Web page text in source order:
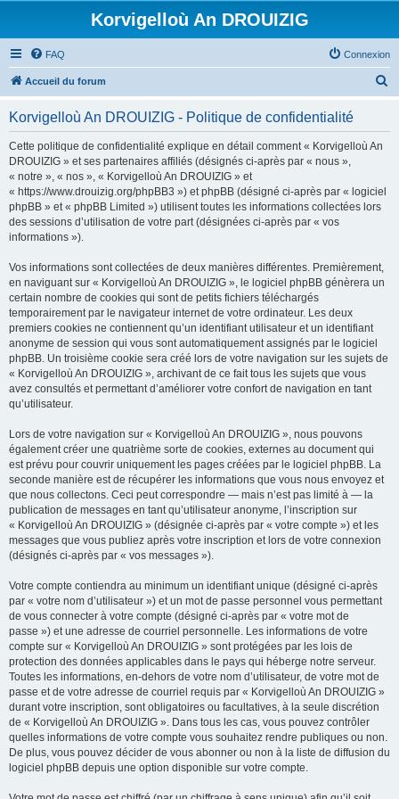
Korvigelloù An DROUIZIG
FAQ Connexion
Accueil du forum
Korvigelloù An DROUIZIG - Politique de confidentialité
Cette politique de confidentialité explique en détail comment « Korvigelloù An
DROUIZIG » et ses partenaires affiliés (désignés ci-après par « nous »,
« notre », « nos », « Korvigelloù An DROUIZIG » et
« https://www.drouizig.org/phpBB3 ») et phpBB (désigné ci-après par « logiciel
phpBB » et « phpBB Limited ») utilisent toutes les informations collectées lors
des sessions d’utilisation de votre part (désignées ci-après par « vos
informations »).
Vos informations sont collectées de deux manières différentes. Premièrement,
en naviguant sur « Korvigelloù An DROUIZIG », le logiciel phpBB génèrera un
certain nombre de cookies qui sont de petits fichiers téléchargés
temporairement par le navigateur internet de votre ordinateur. Les deux
premiers cookies ne contiennent qu’un identifiant utilisateur et un identifiant
anonyme de session qui vous sont automatiquement assignés par le logiciel
phpBB. Un troisième cookie sera créé lors de votre navigation sur les sujets de
« Korvigelloù An DROUIZIG », archivant de ce fait tous les sujets que vous
avez consultés et permettant d’améliorer votre confort de navigation en tant
qu’utilisateur.
Lors de votre navigation sur « Korvigelloù An DROUIZIG », nous pouvons
également créer une quatrième sorte de cookies, externes au document qui
est prévu pour couvrir uniquement les pages créées par le logiciel phpBB. La
seconde manière est de récupérer les informations que vous nous envoyez et
que nous collectons. Ceci peut correspondre — mais n’est pas limité à — la
publication de messages en tant qu’utilisateur anonyme, l’inscription sur
« Korvigelloù An DROUIZIG » (désignée ci-après par « votre compte ») et les
messages que vous publiez après votre inscription et lors de votre connexion
(désignés ci-après par « vos messages »).
Votre compte contiendra au minimum un identifiant unique (désigné ci-après
par « votre nom d’utilisateur ») et un mot de passe personnel vous permettant
de vous connecter à votre compte (désigné ci-après par « votre mot de
passe ») et une adresse de courriel personnelle. Les informations de votre
compte sur « Korvigelloù An DROUIZIG » sont protégées par les lois de
protection des données applicables dans le pays qui héberge notre serveur.
Toutes les informations, en-dehors de votre nom d’utilisateur, de votre mot de
passe et de votre adresse de courriel requis par « Korvigelloù An DROUIZIG »
durant votre inscription, sont obligatoires ou facultatives, à la seule discrétion
de « Korvigelloù An DROUIZIG ». Dans tous les cas, vous pouvez contrôler
quelles informations de votre compte vous souhaitez rendre publiques ou non.
De plus, vous pouvez décider de vous abonner ou non à la liste de diffusion du
logiciel phpBB depuis une option disponible sur votre compte.